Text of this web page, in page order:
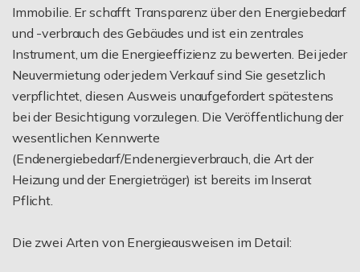
Immobilie. Er schafft Transparenz über den Energiebedarf
und -verbrauch des Gebäudes und ist ein zentrales
Instrument, um die Energieeffizienz zu bewerten. Bei jeder
Neuvermietung oder jedem Verkauf sind Sie gesetzlich
verpflichtet, diesen Ausweis unaufgefordert spätestens
bei der Besichtigung vorzulegen. Die Veröffentlichung der
wesentlichen Kennwerte
(Endenergiebedarf/Endenergieverbrauch, die Art der
Heizung und der Energieträger) ist bereits im Inserat
Pflicht.
Die zwei Arten von Energieausweisen im Detail: